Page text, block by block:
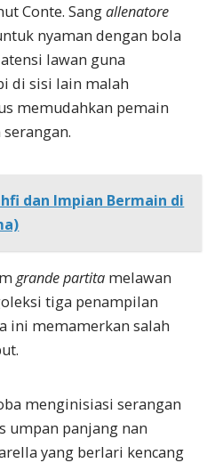
Conte. Sangallenatore
nyaman dengan bola
lawan guna
di sisi lain malah
memudahkan pemain
dan Impian Bermain di
grande partita melawan
tiga penampilan
ini memamerkan salah
menginisiasi serangan
umpan panjang nan
yang berlari kencang